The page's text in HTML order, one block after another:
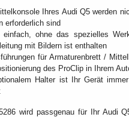
Ihres Audi Q5 werden
erforderlich sind
ohne das spezielles
mit Bildern ist enthalten
für Armaturenbrett /
des ProClip in Ihrem
Halter ist Ihr Gerät
wird passgenau für Ihr Audi